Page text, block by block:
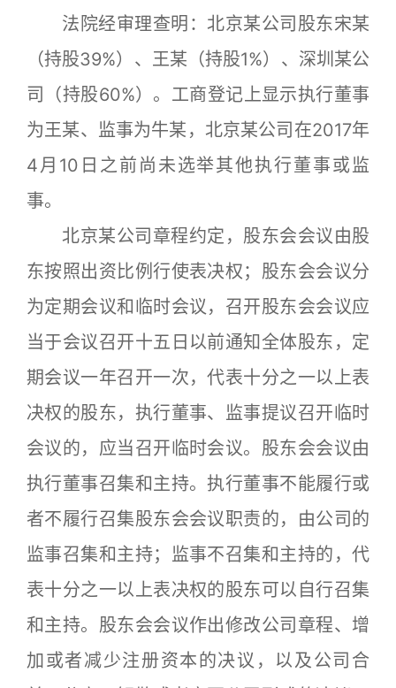
法院经审理查明：北京某公司股东宋某
（持股39%）、王某（持股1%）、深圳某公
司（持股60%）。工商登记上显示执行董事
为王某、监事为牛某，北京某公司在2017年
4月10日之前尚未选举其他执行董事或监
事。
北京某公司章程约定，股东会会议由股
东按照出资比例行使表决权；股东会会议分
为定期会议和临时会议，召开股东会会议应
当于会议召开十五日以前通知全体股东，定
期会议一年召开一次，代表十分之一以上表
决权的股东，执行董事、监事提议召开临时
会议的，应当召开临时会议。股东会会议由
执行董事召集和主持。执行董事不能履行或
者不履行召集股东会会议职责的，由公司的
监事召集和主持；监事不召集和主持的，代
表十分之一以上表决权的股东可以自行召集
和主持。股东会会议作出修改公司章程、增
加或者减少注册资本的决议，以及公司合